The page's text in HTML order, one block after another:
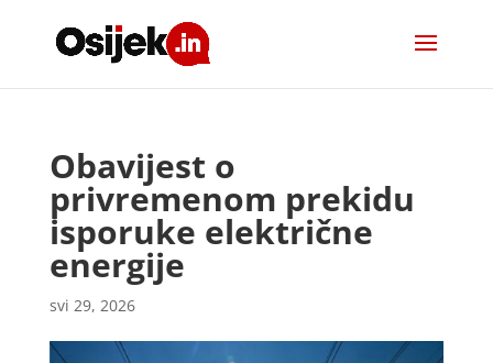
Obavijest o
privremenom prekidu
isporuke električne
energije
svi 29, 2026